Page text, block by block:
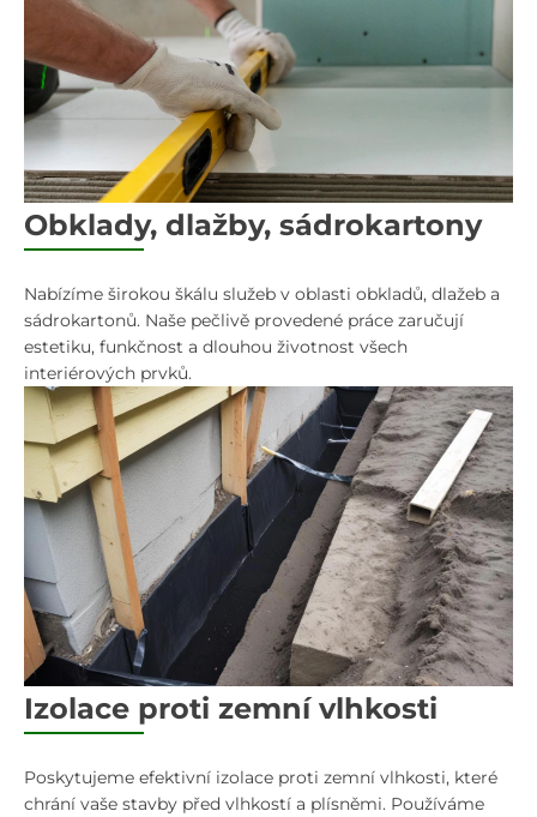
Obklady, dlažby, sádrokartony
Nabízíme širokou škálu služeb v oblasti obkladů, dlažeb a
sádrokartonů. Naše pečlivě provedené práce zaručují
estetiku, funkčnost a dlouhou životnost všech
interiérových prvků.
Izolace proti zemní vlhkosti
Poskytujeme efektivní izolace proti zemní vlhkosti, které
chrání vaše stavby před vlhkostí a plísněmi. Používáme